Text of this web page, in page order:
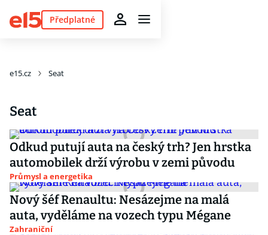
Předplatné
e15.cz Seat
Seat
Odkud putují auta na český trh? Jen hrstka
automobilek drží výrobu v zemi původu
Průmysl a energetika
Nový šéf Renaultu: Nesázejme na malá
auta, vyděláme na vozech typu Mégane
Zahraniční